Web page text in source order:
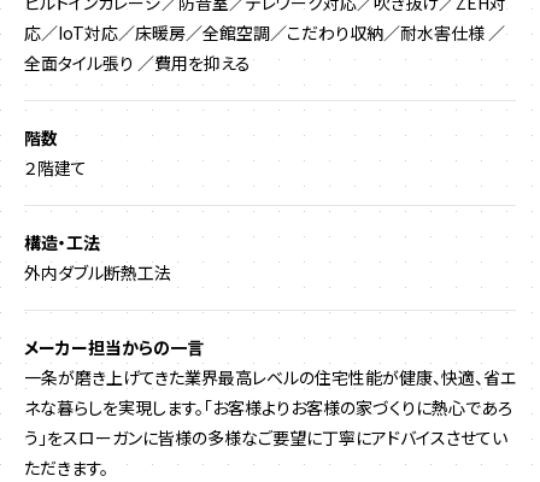
応／IoT対応／床暖房／全館空調／こだわり収納／耐水害仕様 ／
全面タイル張り ／費用を抑える
階数
２階建て
構造・工法
外内ダブル断熱工法
メーカー担当からの一言
一条が磨き上げてきた業界最高レベルの住宅性能が健康、快適、省エ
ネな暮らしを実現します。「お客様よりお客様の家づくりに熱心であろ
う」をスローガンに皆様の多様なご要望に丁寧にアドバイスさせてい
ただきます。